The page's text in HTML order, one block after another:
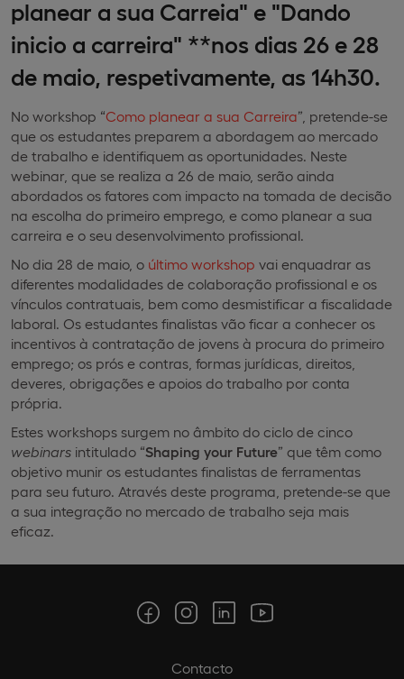
planear a sua Carreia" e "Dando
inicio a carreira" **nos dias 26 e 28
de maio, respetivamente, as 14h30.
No workshop “Como planear a sua Carreira”, pretende-se
que os estudantes preparem a abordagem ao mercado
de trabalho e identifiquem as oportunidades. Neste
webinar, que se realiza a 26 de maio, serão ainda
abordados os fatores com impacto na tomada de decisão
na escolha do primeiro emprego, e como planear a sua
carreira e o seu desenvolvimento profissional.
No dia 28 de maio, o último workshop vai enquadrar as
diferentes modalidades de colaboração profissional e os
vínculos contratuais, bem como desmistificar a fiscalidade
laboral. Os estudantes finalistas vão ficar a conhecer os
incentivos à contratação de jovens à procura do primeiro
emprego; os prós e contras, formas jurídicas, direitos,
deveres, obrigações e apoios do trabalho por conta
própria.
Estes workshops surgem no âmbito do ciclo de cinco
webinars intitulado “Shaping your Future” que têm como
objetivo munir os estudantes finalistas de ferramentas
para seu futuro. Através deste programa, pretende-se que
a sua integração no mercado de trabalho seja mais
eficaz.
Contacto